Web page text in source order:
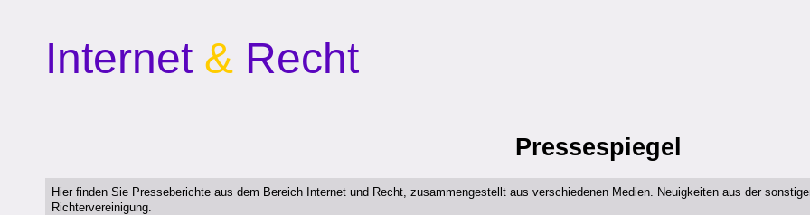
Internet & Recht
Pressespiegel
Hier finden Sie Presseberichte aus dem Bereich Internet und Recht, zusammengestellt aus verschiedenen Medien. Neuigkeiten aus der
Richtervereinigung.